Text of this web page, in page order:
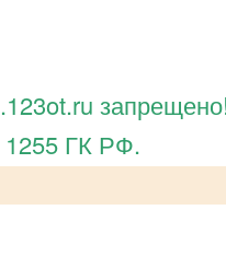
запрещено!
1255 ГК РФ.